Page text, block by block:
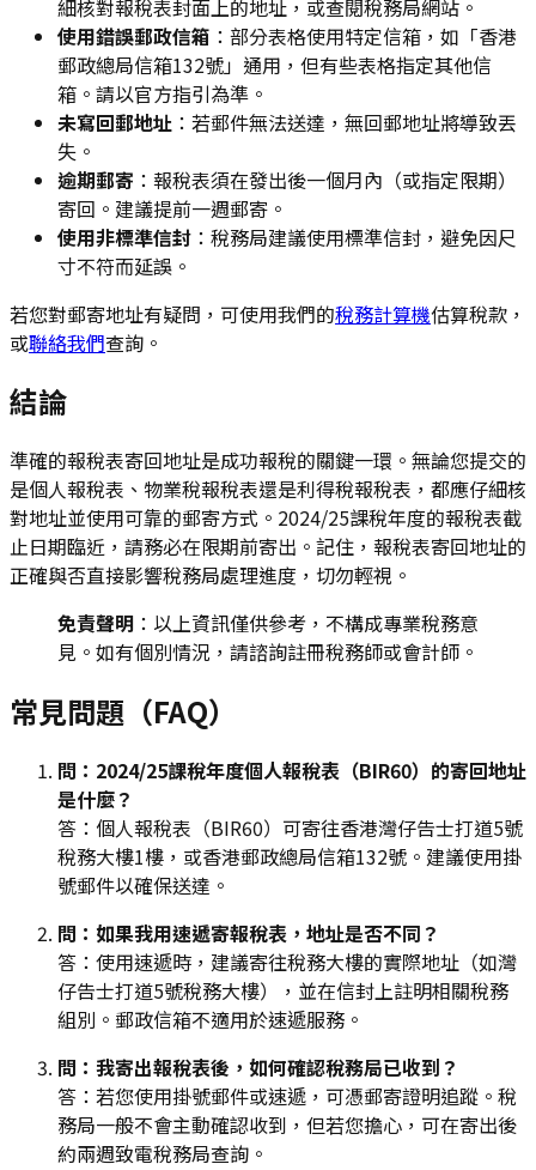
細核對報稅表封面上的地址，或查閱稅務局網站。
使用錯誤郵政信箱 ：部分表格使用特定信箱，如「香港
郵政總局信箱132號」通用，但有些表格指定其他信
箱。請以官方指引為準。
未寫回郵地址 ：若郵件無法送達，無回郵地址將導致丟
失。
逾期郵寄 ：報稅表須在發出後一個月內（或指定限期）
寄回。建議提前一週郵寄。
使用非標準信封 ：稅務局建議使用標準信封，避免因尺
寸不符而延誤。
若您對郵寄地址有疑問，可使用我們的稅務計算機估算稅款，
或聯絡我們查詢。
結論
準確的報稅表寄回地址是成功報稅的關鍵一環。無論您提交的
是個人報稅表、物業稅報稅表還是利得稅報稅表，都應仔細核
對地址並使用可靠的郵寄方式。2024/25課稅年度的報稅表截
止日期臨近，請務必在限期前寄出。記住，報稅表寄回地址的
正確與否直接影響稅務局處理進度，切勿輕視。
免責聲明 ：以上資訊僅供參考，不構成專業稅務意
見。如有個別情況，請諮詢註冊稅務師或會計師。
常見問題（FAQ）
問：2024/25課稅年度個人報稅表（BIR60）的寄回地址
是什麼？
答：個人報稅表（BIR60）可寄往香港灣仔告士打道5號
稅務大樓1樓，或香港郵政總局信箱132號。建議使用掛
號郵件以確保送達。
問：如果我用速遞寄報稅表，地址是否不同？
答：使用速遞時，建議寄往稅務大樓的實際地址（如灣
仔告士打道5號稅務大樓），並在信封上註明相關稅務
組別。郵政信箱不適用於速遞服務。
問：我寄出報稅表後，如何確認稅務局已收到？
答：若您使用掛號郵件或速遞，可憑郵寄證明追蹤。稅
務局一般不會主動確認收到，但若您擔心，可在寄出後
約兩週致電稅務局查詢。